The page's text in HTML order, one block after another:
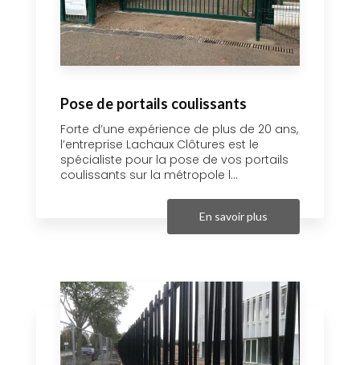
Pose de portails coulissants
Forte d’une expérience de plus de 20 ans,
l’entreprise Lachaux Clôtures est le
spécialiste pour la pose de vos portails
coulissants sur la métropole l...
En savoir plus